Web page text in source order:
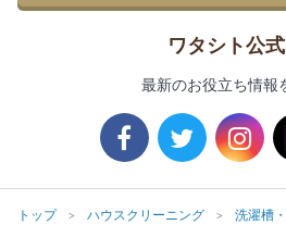
ワタシト公
最新のお役立ち情報
トップ ハウスクリーニング
洗濯槽